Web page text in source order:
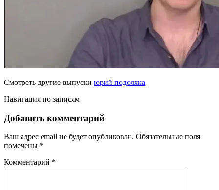
Смотреть другие выпуски юрий подоляка
Навигация по записям
Добавить комментарий
Ваш адрес email не будет опубликован. Обязательные поля
помечены *
Комментарий *